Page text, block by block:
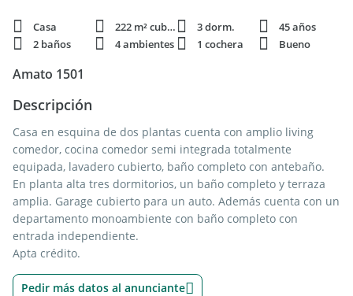
Casa 222 m² cubie. 3 dorm.
45 años
2 baños
4 ambientes 1 cochera Bueno
Amato 1501
Descripción
Casa en esquina de dos plantas cuenta con amplio living
comedor, cocina comedor semi integrada totalmente
equipada, lavadero cubierto, baño completo con antebaño.
En planta alta tres dormitorios, un baño completo y terraza
amplia. Garage cubierto para un auto. Además cuenta con un
departamento monoambiente con baño completo con
entrada independiente.
Apta crédito.
Pedir más datos al anunciante